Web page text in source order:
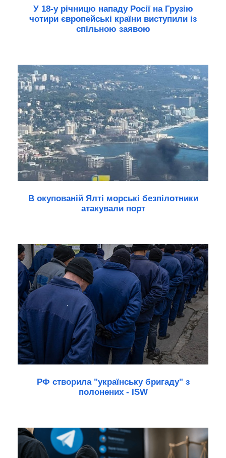
У 18-у річницю нападу Росії на Грузію
чотири європейські країни виступили із
спільною заявою
В окупованій Ялті морські безпілотники
атакували порт
РФ створила "українську бригаду" з
полонених - ISW